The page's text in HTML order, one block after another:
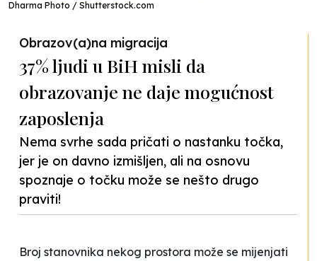
Dharma Photo / Shutterstock.com
Obrazov(a)na migracija
37% ljudi u BiH misli da
obrazovanje ne daje mogućnost
zaposlenja
Nema svrhe sada pričati o nastanku točka,
jer je on davno izmišljen, ali na osnovu
spoznaje o točku može se nešto drugo
praviti!
Broj stanovnika nekog prostora može se mijenjati